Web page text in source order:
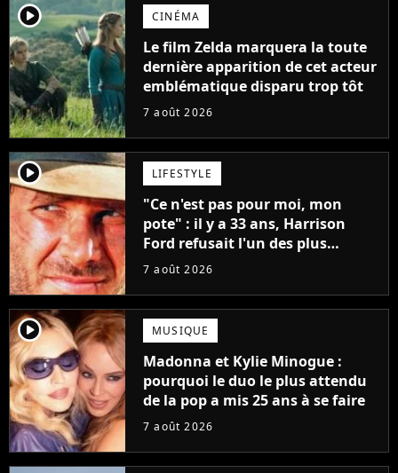
player2 CINÉMA
Le film Zelda marquera la toute
dernière apparition de cet acteur
emblématique disparu trop tôt
7 août 2026
player2 LIFESTYLE
"Ce n'est pas pour moi, mon
pote" : il y a 33 ans, Harrison
Ford refusait l'un des plus
grands succès de tous les temps
7 août 2026
player2 MUSIQUE
Madonna et Kylie Minogue :
pourquoi le duo le plus attendu
de la pop a mis 25 ans à se faire
7 août 2026